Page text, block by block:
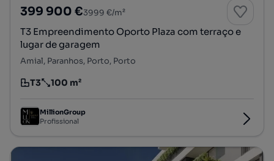
399 900 €3999 €/m²
T3 Empreendimento Oporto Plaza com terraço e
lugar de garagem
Amial, Paranhos, Porto, Porto
Tipologia
T3
Preço por metro quadrado
100 m²
MillionGroup
Profissional